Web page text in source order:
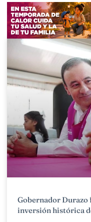
Gobernador
inversión histórica